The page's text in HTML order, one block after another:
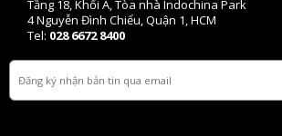
Tầng 18, Khối A, Tòa nhà Indochina Park
4 Nguyễn Đình Chiểu, Quận 1, HCM
Tel: 028 6672 8400